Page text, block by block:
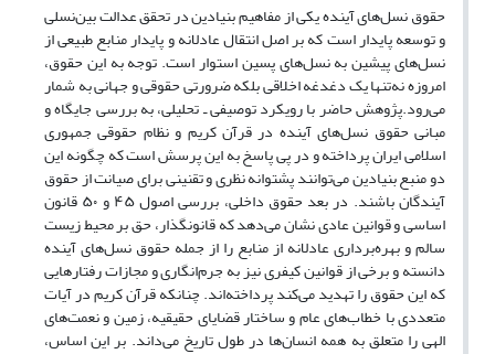
حقوق نسل‌های آینده یکی از مفاهیم بنیادین در تحقق عدالت بین‌نسلی
و توسعه پایدار است که بر اصل انتقال عادلانه و پایدار منابع طبیعی از
نسل‌های پیشین به نسل‌های پسین استوار است. توجه به این حقوق،
امروزه نه‌تنها یک دغدغه اخلاقی بلکه ضرورتی حقوقی و جهانی به شمار
می‌رود.پژوهش حاضر با رویکرد توصیفی ـ تحلیلی، به بررسی جایگاه و
مبانی حقوق نسل‌های آینده در قرآن کریم و نظام حقوقی جمهوری
اسلامی ایران پرداخته و در پی پاسخ به این پرسش است که چگونه این
دو منبع بنیادین می‌توانند پشتوانه نظری و تقنینی برای صیانت از حقوق
آیندگان باشند. در بعد حقوق داخلی، بررسی اصول ۴۵ و ۵۰ قانون
اساسی و قوانین عادی نشان می‌دهد که قانونگذار، حق بر محیط زیست
سالم و بهره‌برداری عادلانه از منابع را از جمله حقوق نسل‌های آینده
دانسته و برخی از قوانین کیفری نیز به جرم‌انگاری و مجازات رفتارهایی
که این حقوق را تهدید می‌کند پرداخته‌اند. چنانکه قرآن کریم در آیات
متعددی با خطاب‌های عام و ساختار قضایای حقیقیه، زمین و نعمت‌های
الهی را متعلق به همه انسان‌ها در طول تاریخ می‌داند. بر این اساس،